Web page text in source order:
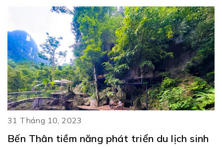
31 Tháng 10, 2023
Bến Thân tiềm năng phát triển du lịch sinh